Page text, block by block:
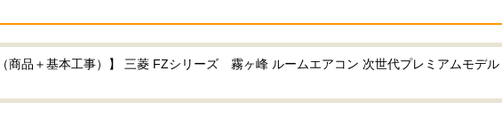
（商品＋基本工事）】 三菱 FZシリーズ 霧ヶ峰 ルームエアコン 次世代プレミアムモデ